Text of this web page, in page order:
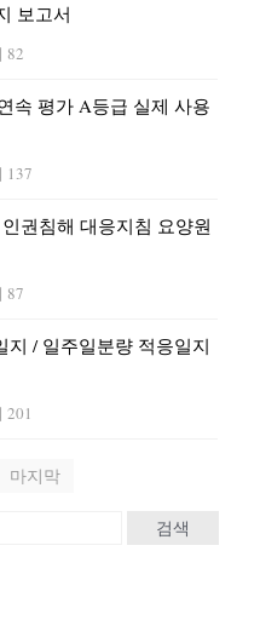
보고서
82
속 평가 A등급 실제 사용
137
권침해 대응지침 요양원
87
지 / 일주일분량 적응일지
201
마지막
검색